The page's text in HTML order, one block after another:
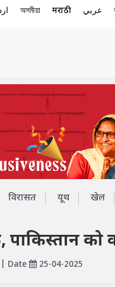
অসমীয়া मराठी عربي
विरासत यूथ खेल
पाकिस्तान को
| Date 25-04-2025